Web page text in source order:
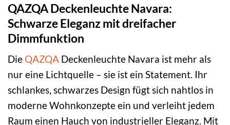
QAZQA Deckenleuchte Navara:
Schwarze Eleganz mit dreifacher
Dimmfunktion
Die QAZQA Deckenleuchte Navara ist mehr als
nur eine Lichtquelle – sie ist ein Statement. Ihr
schlankes, schwarzes Design fügt sich nahtlos in
moderne Wohnkonzepte ein und verleiht jedem
Raum einen Hauch von industrieller Eleganz. Mit